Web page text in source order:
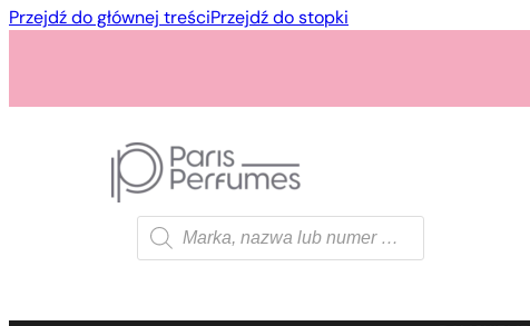
Przejdź do głównej treściPrzejdź do stopki
Wyszukiwarka
produktów